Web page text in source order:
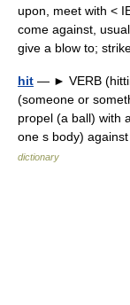
upon, meet with <
come against,
give a blow to;
hit — ► VERB
(someone or
propel (a ball) with
one s body)
dictionary